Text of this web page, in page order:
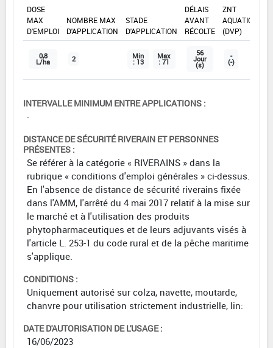
DOSE
MAX
D'EMPLOI
NOMBRE MAX
D'APPLICATION
STADE
D'APPLICATION
DÉLAIS
AVANT
RÉCOLTE
ZNT
AQUATIQUE
(DVP)
0,8
L/ha 2 Min
: 13
Max
: 71
56
Jour
(s)
-
(-)
INTERVALLE MINIMUM ENTRE APPLICATIONS :
-
DISTANCE DE SÉCURITÉ RIVERAIN ET PERSONNES
PRÉSENTES :
Se référer à la catégorie « RIVERAINS » dans la
rubrique « conditions d'emploi générales » ci-dessus.
En l'absence de distance de sécurité riverains fixée
dans l'AMM, l'arrêté du 4 mai 2017 relatif à la mise sur
le marché et à l'utilisation des produits
phytopharmaceutiques et de leurs adjuvants visés à
l'article L. 253-1 du code rural et de la pêche maritime
s'applique.
CONDITIONS :
Uniquement autorisé sur colza, navette, moutarde,
chanvre pour utilisation strictement industrielle, lin:
DATE D'AUTORISATION DE L'USAGE :
16/06/2023